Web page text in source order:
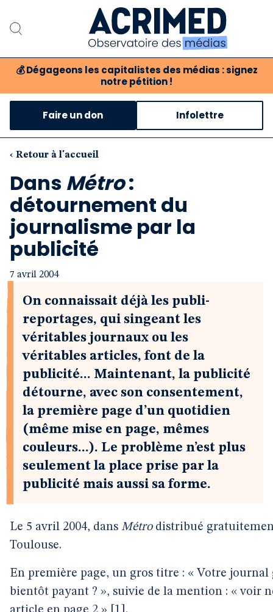
💰 Dégageons les capitalistes des médias : signez
notre pétition !
Notre association
Notre critique des médias
Notre revue
Boutique
Faire un don Infolettre
‹ Retour à l'accueil
Dans Métro:
détournement du
journalisme par la
publicité
7 avril 2004
On connaissait déjà les publi-
reportages, qui singeant les
véritables journaux ou les
véritables articles, font de la
publicité... Maintenant, la publicité
détourne, avec son consentement,
la première page d’un quotidien
(même mise en page, mêmes
couleurs...). Le problème n’est plus
seulement la place prise par la
publicité mais aussi sa forme.
Le 5 avril 2004, dans Métrodistribué
Toulouse.
En première page, un gros titre : « Votre
bientôt payant ? », suivie de la mention : « voir